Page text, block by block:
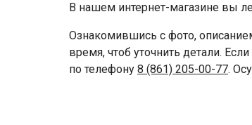
В нашем интернет-магазине вы
Ознакомившись с фото,
время, чтоб уточнить детали.
по телефону 8 (861) 205-00-77.